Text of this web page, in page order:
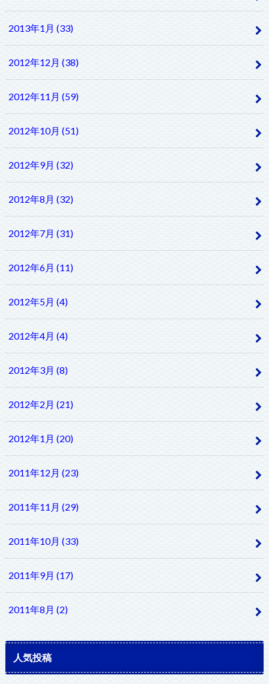
2013年1月 (33)
2012年12月 (38)
2012年11月 (59)
2012年10月 (51)
2012年9月 (32)
2012年8月 (32)
2012年7月 (31)
2012年6月 (11)
2012年5月 (4)
2012年4月 (4)
2012年3月 (8)
2012年2月 (21)
2012年1月 (20)
2011年12月 (23)
2011年11月 (29)
2011年10月 (33)
2011年9月 (17)
2011年8月 (2)
人気投稿